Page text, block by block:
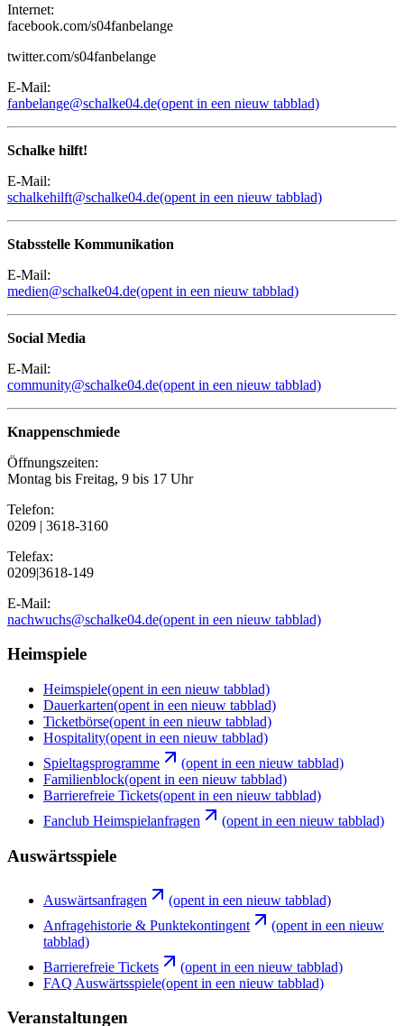
Internet:
facebook.com/s04fanbelange
twitter.com/s04fanbelange
E-Mail:
fanbelange@schalke04.de(opent in een nieuw tabblad)
Schalke hilft!
E-Mail:
schalkehilft@schalke04.de(opent in een nieuw tabblad)
Stabsstelle Kommunikation
E-Mail:
medien@schalke04.de(opent in een nieuw tabblad)
Social Media
E-Mail:
community@schalke04.de(opent in een nieuw tabblad)
Knappenschmiede
Öffnungszeiten:
Montag bis Freitag, 9 bis 17 Uhr
Telefon:
0209 | 3618-3160
Telefax:
0209|3618-149
E-Mail:
nachwuchs@schalke04.de(opent in een nieuw tabblad)
Heimspiele
Heimspiele(opent in een nieuw tabblad)
Dauerkarten(opent in een nieuw tabblad)
Ticketbörse(opent in een nieuw tabblad)
Hospitality(opent in een nieuw tabblad)
Spieltagsprogramme
(opent in een nieuw tabblad)
Familienblock(opent in een nieuw tabblad)
Barrierefreie Tickets(opent in een nieuw tabblad)
Fanclub Heimspielanfragen
(opent in een nieuw tabblad)
Auswärtsspiele
Auswärtsanfragen
(opent in een nieuw tabblad)
Anfragehistorie & Punktekontingent
(opent in een nieuw
tabblad)
Barrierefreie Tickets
(opent in een nieuw tabblad)
FAQ Auswärtsspiele(opent in een nieuw tabblad)
Veranstaltungen